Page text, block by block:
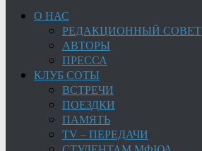
О НАС
РЕДАКЦИОННЫЙ СОВЕТ
АВТОРЫ
ПРЕССА
КЛУБ СОТЫ
ВСТРЕЧИ
ПОЕЗДКИ
ПАМЯТЬ
TV – ПЕРЕДАЧИ